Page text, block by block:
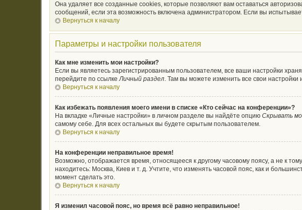
Она удаляет все созданные cookies, которые позволяют вам оставаться
сообщений, если эта возможность включена администратором. Если вы
Вернуться к началу
Параметры и настройки пользователя
Как мне изменить мои настройки?
Если вы являетесь зарегистрированным пользователем, все ваши настройки
перейдите по ссылкеЛичный раздел. Там вы можете изменить все свои настройки
Вернуться к началу
Как избежать появления моего имени в списке «Кто сейчас на конференции»?
На вкладке «Личные настройки» в личном разделе вы найдёте опцию Скрывать
самому себе. Для всех остальных вы будете скрытым пользователем.
Вернуться к началу
На конференции неправильное время!
Возможно, отображается время, относящееся к другому часовому поясу, а не к
находитесь: Москва, Киев и т. д. Учтите, что изменять часовой пояс, как и
момент сделать это.
Вернуться к началу
Я изменил часовой пояс, но время всё равно неправильное!